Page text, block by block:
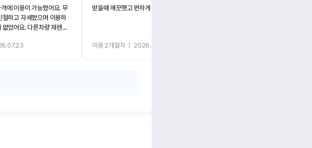
에 이용이 가능했어요. 무
절하고 자세했으며 이용하
었어요. 다른차량 재렌트
합니다!!
받을때 깨끗햇고 편하게 잘이용했습니다!
이용 2개월차ㅣ 2026.07.08